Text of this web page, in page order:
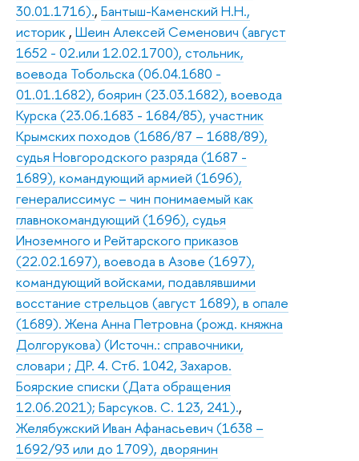
30.01.1716)., Бантыш-Каменский Н.Н.,
историк , Шеин Алексей Семенович (август
1652 - 02.или 12.02.1700), стольник,
воевода Тобольска (06.04.1680 -
01.01.1682), боярин (23.03.1682), воевода
Курска (23.06.1683 - 1684/85), участник
Крымских походов (1686/87 – 1688/89),
судья Новгородского разряда (1687 -
1689), командующий армией (1696),
генералиссимус – чин понимаемый как
главнокомандующий (1696), судья
Иноземного и Рейтарского приказов
(22.02.1697), воевода в Азове (1697),
командующий войсками, подавлявшими
восстание стрельцов (август 1689), в опале
(1689). Жена Анна Петровна (рожд. княжна
Долгорукова) (Источн.: справочники,
словари ; ДР. 4. Стб. 1042, Захаров.
Боярские списки (Дата обращения
12.06.2021); Барсуков. С. 123, 241).,
Желябужский Иван Афанасьевич (1638 –
1692/93 или до 1709), дворянин